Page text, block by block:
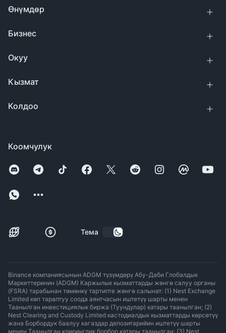
Коомчулук
Тема
Өнүмдөр
Бизнес
Окуу
Кызмат
Колдоо
Binance компаниясынын ADGM түзүмдөрү Абу-Даби Глобалдык
Маркеттеринин (ADGM) Каржылык кызматтарды жөнгө салуу органы
(FSRA) тарабынан төмөнкү тартипте жөнгө салынат: (1) Nest Exchange
Limited көп тараптуу соода аянтчасын иштетүү шарты менен
Таанылган инвестициялык биржа (Туундулар) катары таанылган; (2)
Nest Clearing and Custody Limited кастодиалдык кызматтарды көрсөтүү
жана Борбордук баалуу кагаздар депозитарийин иштетүү шарты
менен Таанылган клирингдик борбор катары таанылган; (3) Nest